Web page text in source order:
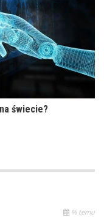
świecie?
% temu